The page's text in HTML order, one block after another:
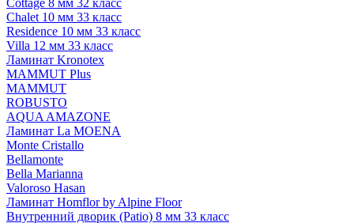
Cottage 8 мм 32 класс
Chalet 10 мм 33 класс
Residence 10 мм 33 класс
Villa 12 мм 33 класс
Ламинат Kronotex
MAMMUT Plus
MAMMUT
ROBUSTO
AQUA AMAZONE
Ламинат La MOENA
Monte Cristallo
Bellamonte
Bella Marianna
Valoroso Hasan
Ламинат Homflor by Alpine Floor
Внутренний дворик (Patio) 8 мм 33 класс